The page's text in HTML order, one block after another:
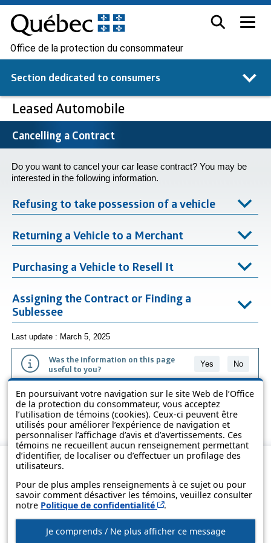
En poursuivant votre navigation sur le site Web de l’Office
de la protection du consommateur, vous acceptez
l’utilisation de témoins (cookies). Ceux-ci peuvent être
utilisés pour améliorer l’expérience de navigation et
personnaliser l’affichage d’avis et d’avertissements. Ces
témoins ne recueillent aucun renseignement permettant
d’identifier, de localiser ou d’effectuer un profilage des
utilisateurs.
Pour de plus amples renseignements à ce sujet ou pour
savoir comment désactiver les témoins, veuillez consulter
notre Politique de confidentialité Cet hyperlien s’ouvrira
.
Je comprends / Ne plus afficher ce message
Office de la protection du consommateur
Section dedicated to consumers
Leased Automobile
Cancelling a Contract
Do you want to cancel your car lease contract? You may be
interested in the following information.
Refusing to take possession of a vehicle
Returning a Vehicle to a Merchant
Purchasing a Vehicle to Resell It
Assigning the Contract or Finding a
Sublessee
Last update : March 5, 2025
Was the information on this page
useful to you?
Yes No
The information contained on this page is presented in simple terms to
make it easier to understand. It does not replace the texts of the laws
and regulations.